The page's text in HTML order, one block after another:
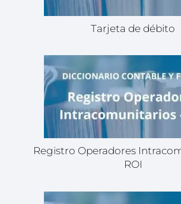
Tarjeta de débito
Registro Operadores
ROI